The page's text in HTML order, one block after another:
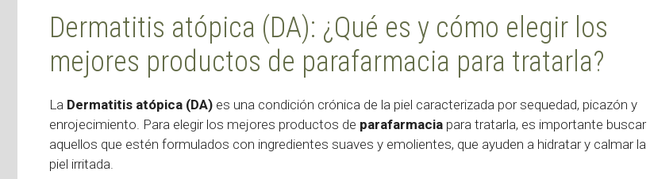
Dermatitis atópica (DA): ¿Qué es y cómo elegir los
mejores productos de parafarmacia para tratarla?
La Dermatitis atópica (DA) es una condición crónica de la piel caracterizada por sequedad, picazón y
enrojecimiento. Para elegir los mejores productos de parafarmacia para tratarla, es importante buscar
aquellos que estén formulados con ingredientes suaves y emolientes, que ayuden a hidratar y calmar la
piel irritada.